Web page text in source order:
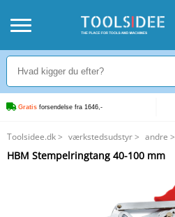
Gratis forsendelse fra 1646,-
Toolsidee.dk> værkstedsudstyr> andre >
HBM Stempelringtang 40-100 mm
HBM Stempelringtang 40-100 mm